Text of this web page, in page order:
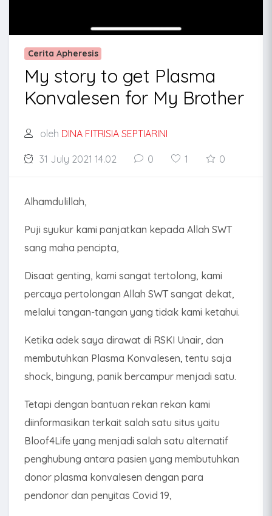
Cerita Apheresis
My story to get Plasma
Konvalesen for My Brother
oleh DINA FITRISIA SEPTIARINI
31 July 2021 14.02 0 1 0
Alhamdulillah,
Puji syukur kami panjatkan kepada Allah SWT
sang maha pencipta,
Disaat genting, kami sangat tertolong, kami
percaya pertolongan Allah SWT sangat dekat,
melalui tangan-tangan yang tidak kami ketahui.
Ketika adek saya dirawat di RSKI Unair, dan
membutuhkan Plasma Konvalesen, tentu saja
shock, bingung, panik bercampur menjadi satu.
Tetapi dengan bantuan rekan rekan kami
diinformasikan terkait salah satu situs yaitu
Bloof4Life yang menjadi salah satu alternatif
penghubung antara pasien yang membutuhkan
donor plasma konvalesen dengan para
pendonor dan penyitas Covid 19,